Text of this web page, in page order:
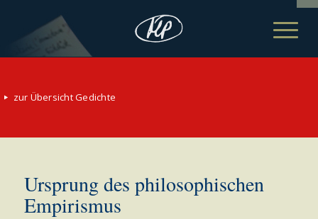
zur Übersicht Gedichte
Ursprung des philosophischen
Empirismus